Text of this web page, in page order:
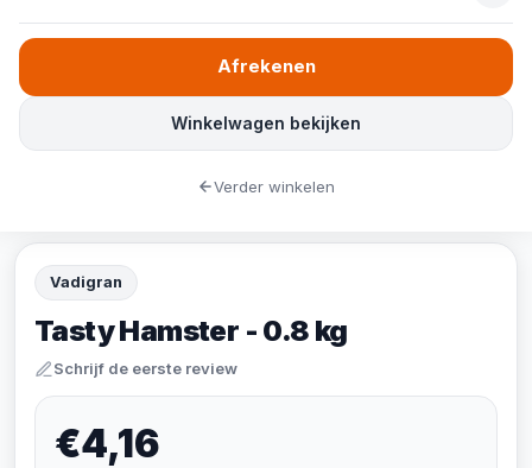
Vadigran
Tasty Hamster - 0.8 kg
Schrijf de eerste review
€4,16
Winkelwagen bekijken
Afrekenen
Verder winkelen